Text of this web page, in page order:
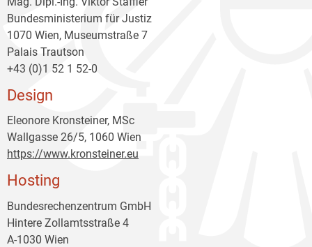
Bundesministerium für Justiz
1070 Wien, Museumstraße 7
Palais Trautson
+43 (0)1 52 1 52-0
Design
Eleonore Kronsteiner, MSc
Wallgasse 26/5, 1060 Wien
https://www.kronsteiner.eu
Hosting
Bundesrechenzentrum GmbH
Hintere Zollamtsstraße 4
A-1030 Wien